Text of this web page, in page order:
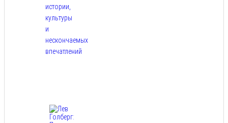
истории,
культуры
и
нескончаемых
впечатлений